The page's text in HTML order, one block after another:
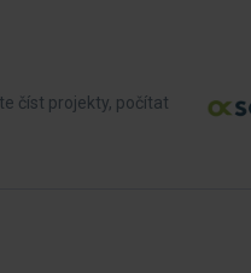
číst projekty, počítat